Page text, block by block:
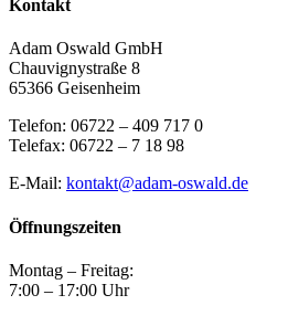
Kontakt
Adam Oswald GmbH
Chauvignystraße 8
65366 Geisenheim
Telefon: 06722 – 409 717 0
Telefax: 06722 – 7 18 98
E-Mail: kontakt@adam-oswald.de
Öffnungszeiten
Montag – Freitag:
7:00 – 17:00 Uhr